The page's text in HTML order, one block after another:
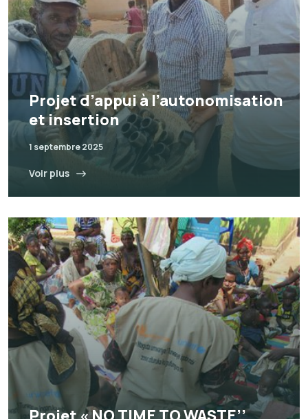
Projet d’appui à l’autonomisation
et insertion
1 septembre 2025
Voir plus